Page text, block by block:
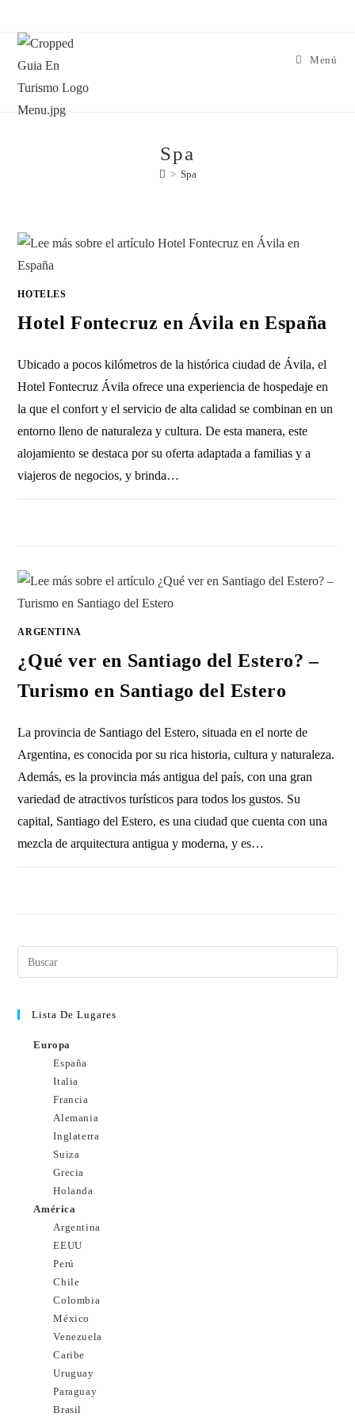
Menú
Spa
> Spa
HOTELES
Hotel Fontecruz en Ávila en España
Ubicado a pocos kilómetros de la histórica ciudad de Ávila, el
Hotel Fontecruz Ávila ofrece una experiencia de hospedaje en
la que el confort y el servicio de alta calidad se combinan en un
entorno lleno de naturaleza y cultura. De esta manera, este
alojamiento se destaca por su oferta adaptada a familias y a
viajeros de negocios, y brinda…
ARGENTINA
¿Qué ver en Santiago del Estero? –
Turismo en Santiago del Estero
La provincia de Santiago del Estero, situada en el norte de
Argentina, es conocida por su rica historia, cultura y naturaleza.
Además, es la provincia más antigua del país, con una gran
variedad de atractivos turísticos para todos los gustos. Su
capital, Santiago del Estero, es una ciudad que cuenta con una
mezcla de arquitectura antigua y moderna, y es…
Lista De Lugares
Europa
España
Italia
Francia
Alemania
Inglaterra
Suiza
Grecia
Holanda
América
Argentina
EEUU
Perú
Chile
Colombia
México
Venezuela
Caribe
Uruguay
Paraguay
Brasil